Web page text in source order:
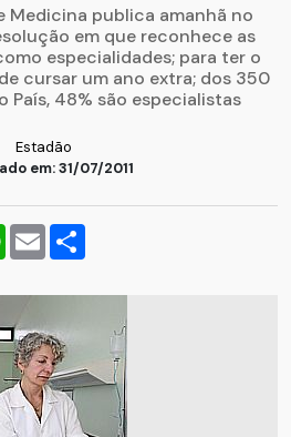
Medicina publica amanhã no
em que reconhece as
especialidades; para ter o
cursar um ano extra; dos 350
País, 48% são especialistas
Estadão
em: 31/07/2011
WhatsApp
Email